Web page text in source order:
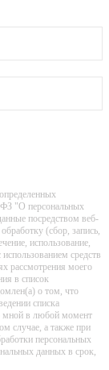
"О персональных
посредством веб-
(сбор, запись,
использование,
средств
рассмотрения моего
в список
о том, что
списка
мной в любой момент
случае, а также при
персональных
данных в срок,